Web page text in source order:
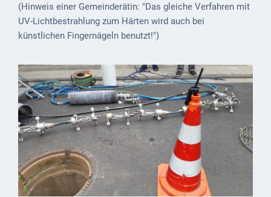
Dienstleister
Handel &
Dienstleister
Vereine &
Institutionen
Kindergarten
Allgemeine
Infos
(Hinweis einer Gemeinderätin: "Das gleiche Verfahren mit
UV-Lichtbestrahlung zum Härten wird auch bei
künstlichen Fingernägeln benutzt!")